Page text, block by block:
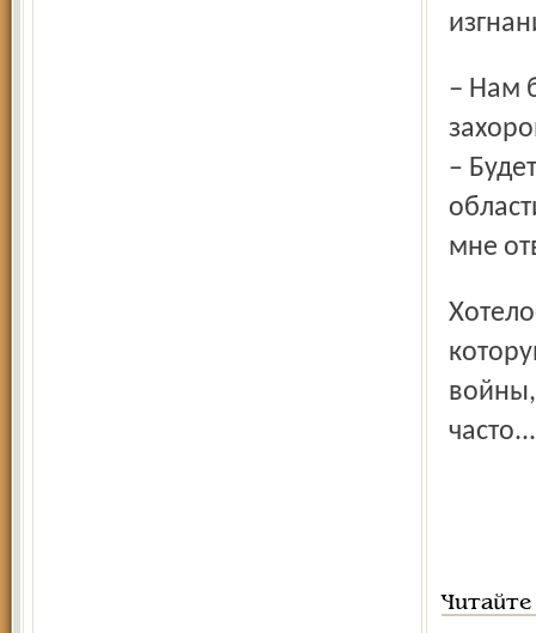
– Нам бы очень хотелось побывать на торжественном
–
мне
Хотелось бы верить, что будет. У мемориалов на земле,
часто...